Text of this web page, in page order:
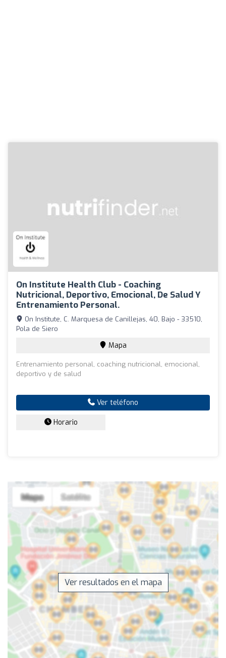
On Institute Health Club - Coaching
Nutricional, Deportivo, Emocional, De Salud Y
Entrenamiento Personal.
On Institute, C. Marquesa de Canillejas, 40, Bajo - 33510,
Pola de Siero
Mapa
Entrenamiento personal, coaching nutricional, emocional,
deportivo y de salud
Ver teléfono
Horario
Ver resultados en el mapa